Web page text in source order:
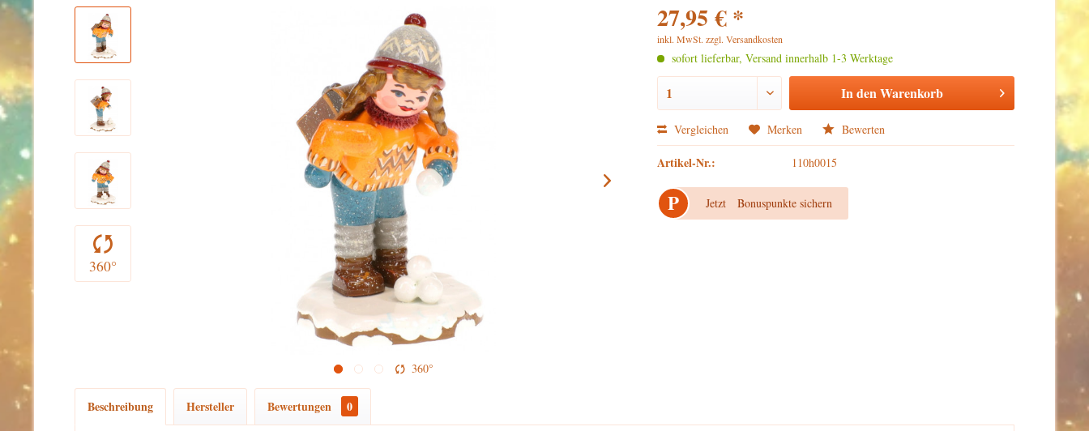
360°
360°
27,95 € *
inkl. MwSt.zzgl. Versandkosten
sofort lieferbar, Versand innerhalb 1-3 Werktage
In denWarenkorb
Vergleichen Merken Bewerten
Artikel-Nr.: 110h0015
P Jetzt Bonuspunkte sichern
Beschreibung Hersteller Bewertungen 0